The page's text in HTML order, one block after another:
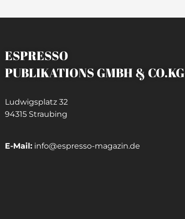
ESPRESSO
PUBLIKATIONS GMBH & CO.KG
Ludwigsplatz 32
94315 Straubing
E-Mail: info@espresso-magazin.de